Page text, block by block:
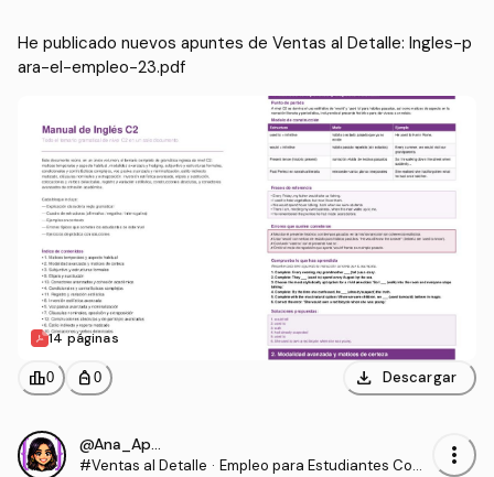
He publicado nuevos apuntes de Ventas al Detalle: Ingles-p
ara-el-empleo-23.pdf
14 páginas
leaderboard0 personal_bag 0 download Descargar
@Ana_Apuntes
#Ventas al Detalle · Empleo para Estudiantes Com
more_vert